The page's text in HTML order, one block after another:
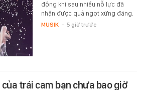
động khi sau nhiều nỗ lực đã
nhận được quả ngọt xứng đáng.
MUSIK - 5 giờ trước
trái cam bạn chưa bao giờ